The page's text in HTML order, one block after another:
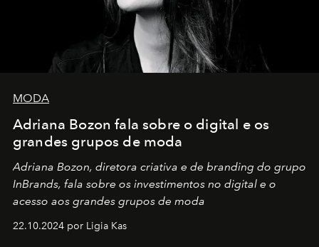
MODA
Adriana Bozon fala sobre o digital e os
grandes grupos de moda
Adriana Bozon, diretora criativa e de branding do grupo
InBrands, fala sobre os investimentos no digital e o
acesso aos grandes grupos de moda
22.10.2024 por Ligia Kas